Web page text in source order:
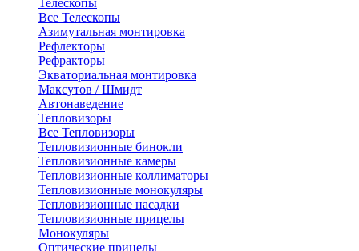
Телескопы
Все Телескопы
Азимутальная монтировка
Рефлекторы
Рефракторы
Экваториальная монтировка
Максутов / Шмидт
Автонаведение
Тепловизоры
Все Тепловизоры
Тепловизионные бинокли
Тепловизионные камеры
Тепловизионные коллиматоры
Тепловизионные монокуляры
Тепловизионные насадки
Тепловизионные прицелы
Монокуляры
Оптические прицелы